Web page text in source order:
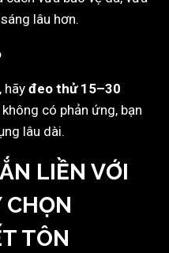
lâu hơn.
hãy đeo thử 15–30
không có phản ứng, bạn
lâu dài.
LIỀN VỚI
CHỌN
TÔN